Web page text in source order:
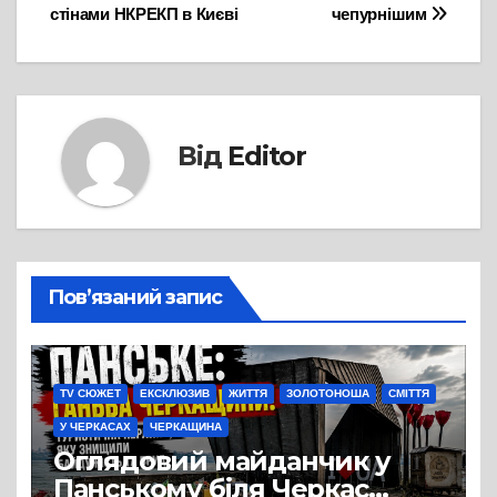
чепурнішим
стінами НКРЕКП в Києві
Від Editor
Пов’язаний запис
TV СЮЖЕТ ЕКСКЛЮЗИВ ЖИТТЯ ЗОЛОТОНОША СМІТТЯ
У ЧЕРКАСАХ ЧЕРКАЩИНА
Оглядовий майданчик у
Панському біля Черкас